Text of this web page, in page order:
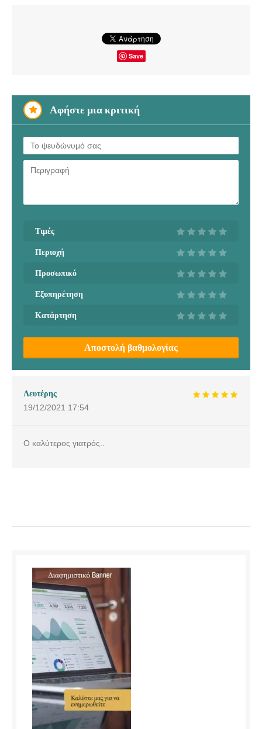
Save
Αφήστε μια κριτική
Τιμές
Περιοχή
Προσωπικό
Εξυπηρέτηση
Κατάρτηση
Αποστολή βαθμολογίας
Λευτέρης
19/12/2021 17:54
Ο καλύτερος γιατρός..